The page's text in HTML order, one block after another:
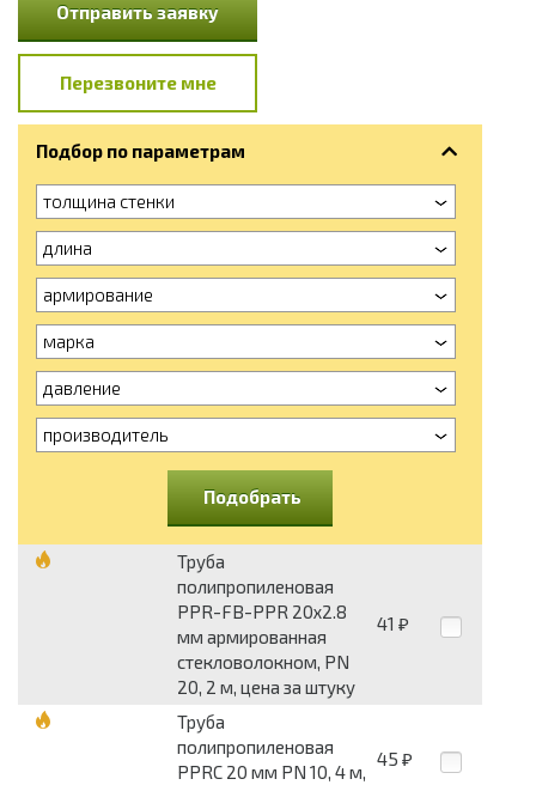
Отправить заявку
Перезвоните мне
Подбор по параметрам
толщина стенки
длина
армирование
марка
давление
производитель
Подобрать
Труба
полипропиленовая
PPR-FB-PPR 20х2.8
мм армированная
стекловолокном, PN
20, 2 м, цена за штуку
41 ₽
Труба
полипропиленовая
PPRC 20 мм PN 10, 4 м,
45 ₽